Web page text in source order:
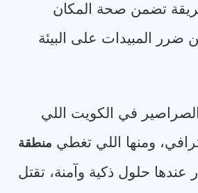
تضمن صحة المكان
ضرر المبيدات على البيئة
في الكويت اللي
ومنها اللي تغطي منطقة
عندها حلول ذكية وآمنة، تقتل